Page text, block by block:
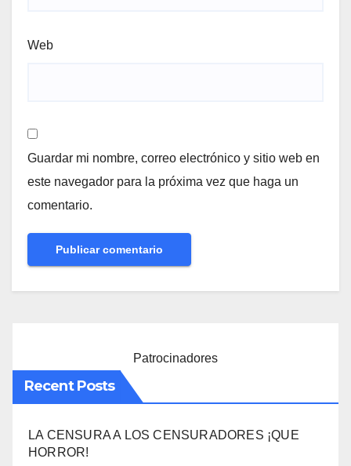
Web
Guardar mi nombre, correo electrónico y sitio web en
este navegador para la próxima vez que haga un
comentario.
Patrocinadores
Recent Posts
LA CENSURA A LOS CENSURADORES ¡QUE
HORROR!